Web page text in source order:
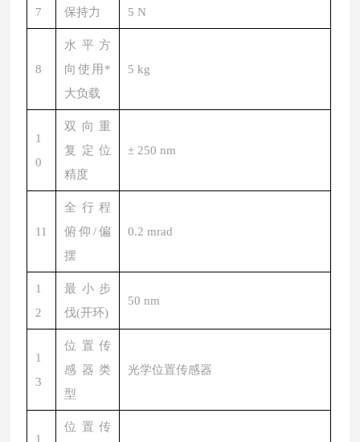
7 保持力 5 N
8
水平方
向使用*
大负载
5 kg
1
0
双向重
复定位
精度
± 250 nm
11
全行程
俯仰/偏
摆
0.2 mrad
1
2
最小步
伐(开环)
50 nm
1
3
位置传
感器类
型
光学位置传感器
1
位置传